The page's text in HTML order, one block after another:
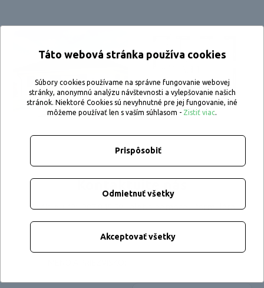
Na čísle +421 907 845 591 alebo pomocou formulára.
Táto webová stránka používa cookies
Súbory cookies používame na správne fungovanie webovej
stránky, anonymnú analýzu návštevnosti a vylepšovanie našich
stránok. Niektoré Cookies sú nevyhnutné pre jej fungovanie, iné
môžeme používať len s vaším súhlasom - Zistiť viac.
Prispôsobiť
Odmietnuť všetky
Akceptovať všetky